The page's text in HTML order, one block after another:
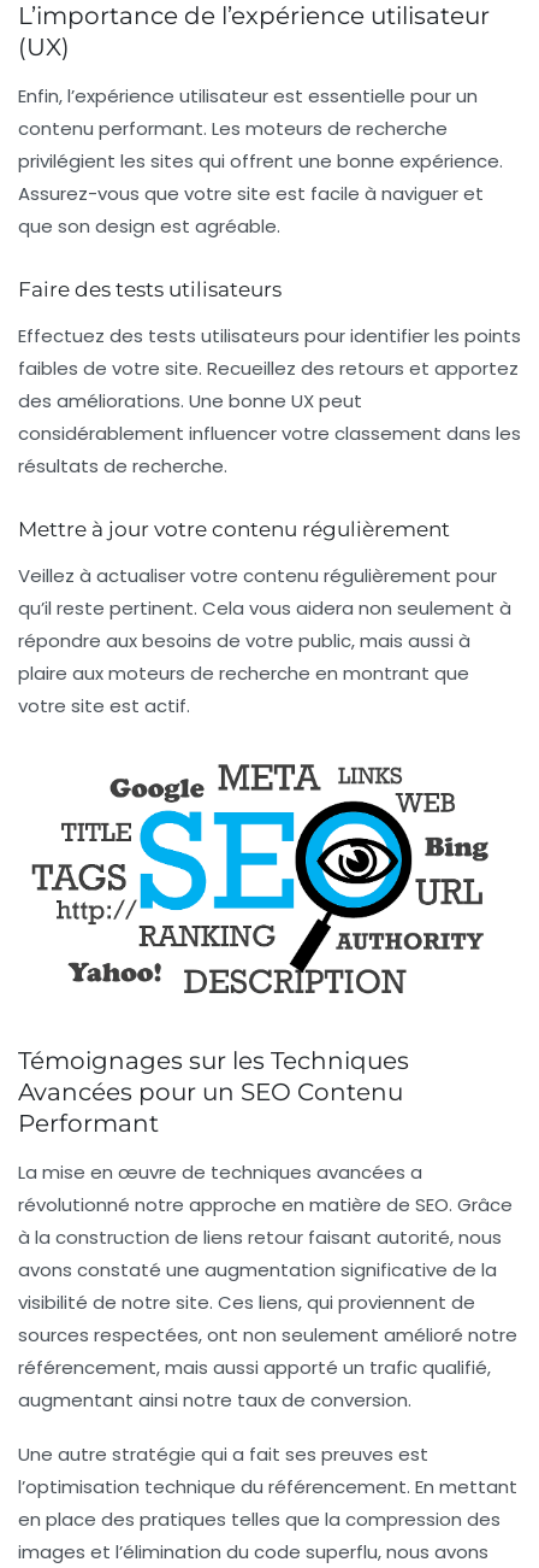
L’importance de l’expérience utilisateur
(UX)
Enfin, l’expérience utilisateurest essentielle pour un
contenu performant. Les moteurs de recherche
privilégient les sites qui offrent une bonne expérience.
Assurez-vous que votre site est facile à naviguer et
que son design est agréable.
Faire des tests utilisateurs
Effectuez des tests utilisateurs pour identifier les points
faibles de votre site. Recueillez des retours et apportez
des améliorations. Une bonne UX peut
considérablement influencer votre classement dans les
résultats de recherche.
Mettre à jour votre contenu régulièrement
Veillez à actualiser votre contenu régulièrement pour
qu’il reste pertinent. Cela vous aidera non seulement à
répondre aux besoins de votre public, mais aussi à
plaire aux moteurs de recherche en montrant que
votre site est actif.
Témoignages sur les Techniques
Avancées pour un SEO Contenu
Performant
La mise en œuvre de techniques avancées a
révolutionné notre approche en matière de SEO. Grâce
à la construction de liens retour faisant autorité, nous
avons constaté une augmentation significative de la
visibilité de notre site. Ces liens, qui proviennent de
sources respectées, ont non seulement amélioré notre
référencement, mais aussi apporté un trafic qualifié,
augmentant ainsi notre taux de conversion.
Une autre stratégie qui a fait ses preuves est
l’optimisation technique du référencement. En mettant
en place des pratiques telles que la compression des
images et l’élimination du code superflu, nous avons